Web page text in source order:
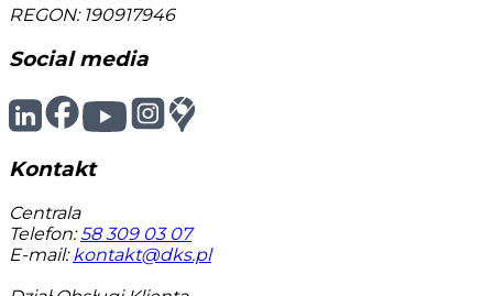
REGON: 190917946
Social media
Kontakt
Centrala
Telefon: 58 309 03 07
E-mail: kontakt@dks.pl